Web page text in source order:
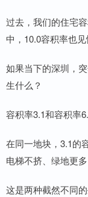
过去，我们的住宅
中，10.0容积率也见
如果当下的深圳，
生什么？
容积率3.1和容积率
在同一地块，3.1的
电梯不挤、绿地更
这是两种截然不同